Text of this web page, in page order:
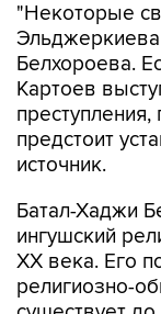
"Некоторые
Белхороева.
Картоев
предстоит
источник.
Батал-Хаджи
ингушский
XX века. Его
религиозно-